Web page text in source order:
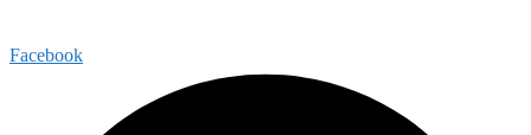
Facebook